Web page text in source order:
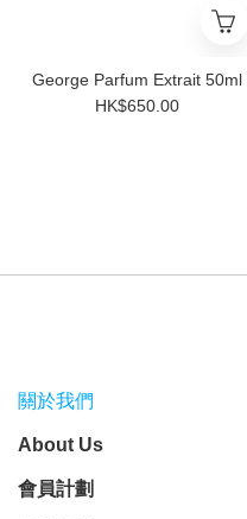
George Parfum Extrait 50ml
HK$650.00
關於我們
About Us
會員計劃